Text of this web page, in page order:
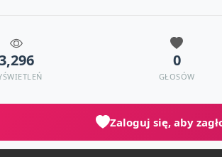
0
GŁOSÓW
Zaloguj się, aby